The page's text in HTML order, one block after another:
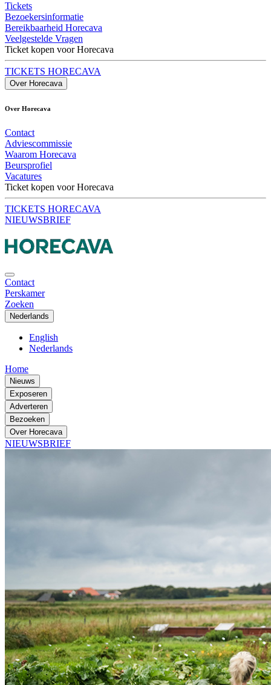
Tickets
Bezoekersinformatie
Bereikbaarheid Horecava
Veelgestelde Vragen
Ticket kopen voor Horecava
TICKETS HORECAVA
Over Horecava
Over Horecava
Contact
Adviescommissie
Waarom Horecava
Beursprofiel
Vacatures
Ticket kopen voor Horecava
TICKETS HORECAVA
NIEUWSBRIEF
Contact
Perskamer
Zoeken
Nederlands
English
Nederlands
Home
Nieuws
Exposeren
Adverteren
Bezoeken
Over Horecava
NIEUWSBRIEF